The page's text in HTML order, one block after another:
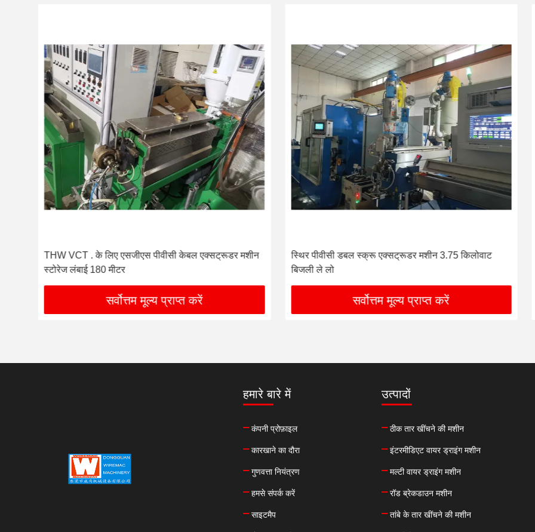
THW VCT . के लिए एसजीएस पीवीसी केबल एक्सट्रूडर मशीन
स्टोरेज लंबाई 180 मीटर
सर्वोत्तम मूल्य प्राप्त करें
स्थिर पीवीसी डबल स्क्रू एक्सट्रूडर मशीन 3.75 किलोवाट
बिजली ले लो
सर्वोत्तम मूल्य प्राप्त करें
हमारे बारे में
कंपनी प्रोफ़ाइल
कारखाने का दौरा
गुणवत्ता नियंत्रण
हमसे संपर्क करें
साइटमैप
उत्पादों
ठीक तार खींचने की मशीन
इंटरमीडिएट वायर ड्राइंग मशीन
मल्टी वायर ड्राइंग मशीन
रॉड ब्रेकडाउन मशीन
तांबे के तार खींचने की मशीन